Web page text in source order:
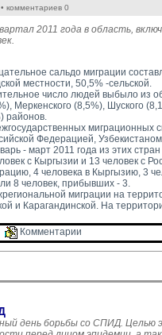
комментариев 0
2011 года в область,
сальдо миграции
местности, 50,5% -сельской.
число людей выбыло из
Меркенского (8,5%), Шуского
районов.
миграционных
Федерацией,
- март 2011 года из этих
с Кыргызии и 13 человек с
4 человека в Кыргызию, 3
8 человек, прибывших - 3.
миграции на
и Карагандинской. На
Комментарии
день борьбы со СПИД.